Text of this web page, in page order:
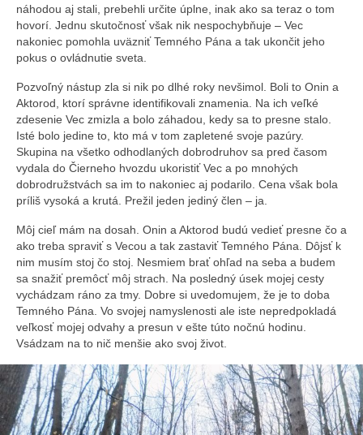
náhodou aj stali, prebehli určite úplne, inak ako sa teraz o tom
hovorí. Jednu skutočnosť však nik nespochybňuje – Vec
nakoniec pomohla uväzniť Temného Pána a tak ukončit jeho
pokus o ovládnutie sveta.
Pozvoľný nástup zla si nik po dlhé roky nevšimol. Boli to Onin a
Aktorod, ktorí správne identifikovali znamenia. Na ich veľké
zdesenie Vec zmizla a bolo záhadou, kedy sa to presne stalo.
Isté bolo jedine to, kto má v tom zapletené svoje pazúry.
Skupina na všetko odhodlaných dobrodruhov sa pred časom
vydala do Čierneho hvozdu ukoristiť Vec a po mnohých
dobrodružstvách sa im to nakoniec aj podarilo. Cena však bola
príliš vysoká a krutá. Prežil jeden jediný člen – ja.
Môj cieľ mám na dosah. Onin a Aktorod budú vedieť presne čo a
ako treba spraviť s Vecou a tak zastaviť Temného Pána. Dôjsť k
nim musím stoj čo stoj. Nesmiem brať ohľad na seba a budem
sa snažiť premôcť môj strach. Na posledný úsek mojej cesty
vychádzam ráno za tmy. Dobre si uvedomujem, že je to doba
Temného Pána. Vo svojej namyslenosti ale iste nepredpokladá
veľkosť mojej odvahy a presun v ešte túto nočnú hodinu.
Vsádzam na to nič menšie ako svoj život.